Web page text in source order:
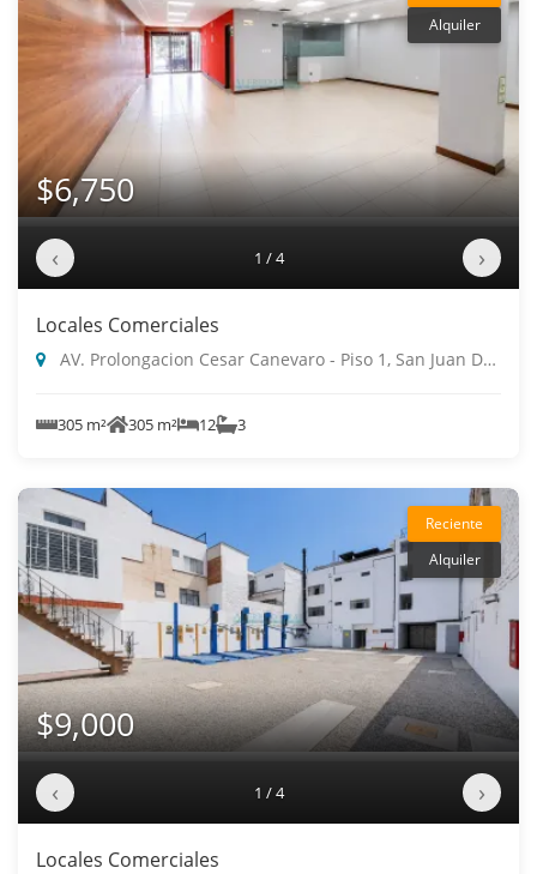
Alquiler
$6,750
‹ 1 / 4 ›
Locales Comerciales
AV. Prolongacion Cesar Canevaro - Piso 1, San Juan De Miraflores
305 m² 305 m² 12 3
Reciente
Alquiler
$9,000
‹ 1 / 4 ›
Locales Comerciales